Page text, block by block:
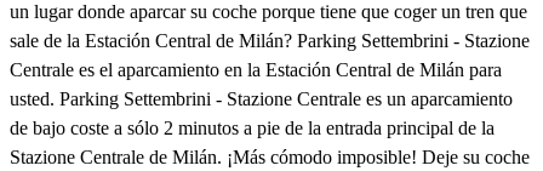
un lugar donde aparcar su coche porque tiene que coger un tren que
sale de la Estación Central de Milán? Parking Settembrini - Stazione
Centrale es el aparcamiento en la Estación Central de Milán para
usted. Parking Settembrini - Stazione Centrale es un aparcamiento
de bajo coste a sólo 2 minutos a pie de la entrada principal de la
Stazione Centrale de Milán. ¡Más cómodo imposible! Deje su coche